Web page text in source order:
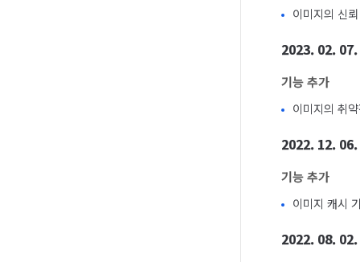
이미지의 신
2023. 02. 07.
기능 추가
이미지의 취
2022. 12. 06.
기능 추가
이미지 캐시
2022. 08. 02.